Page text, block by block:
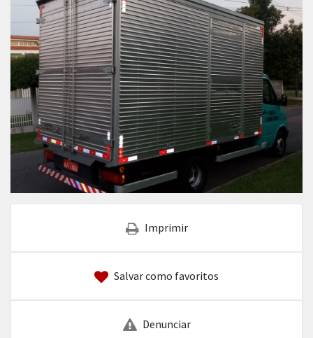
Imprimir
Salvar como favoritos
Denunciar